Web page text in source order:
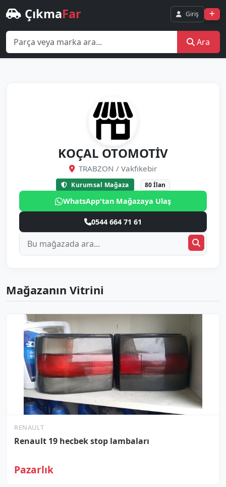
ÇıkmaFar Giriş
Ara
KOÇAL OTOMOTİV
TRABZON / Vakfıkebir
Kurumsal Mağaza 80 İlan
WhatsApp'tan Mağazaya Ulaş
0544 664 71 61
Mağazanın Vitrini
RENAULT
Renault 19 hecbek stop lambaları
Pazarlık